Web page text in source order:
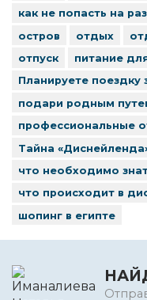
как не попасть на
остров
отдых
отпуск
питание
Планируете поездку
подари родным
профессиональные
Тайна
что необходимо
что происходит в
шопинг в египте